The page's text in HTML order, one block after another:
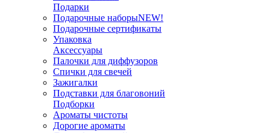
Подарки
Подарочные наборыNEW!
Подарочные сертификаты
Упаковка
Аксессуары
Палочки для диффузоров
Спички для свечей
Зажигалки
Подставки для благовоний
Подборки
Ароматы чистоты
Дорогие ароматы